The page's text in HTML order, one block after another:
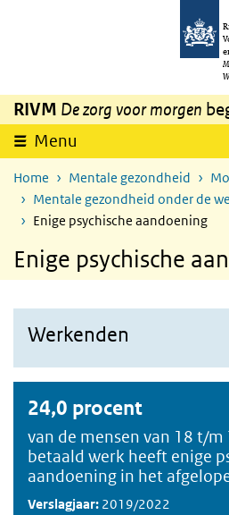
Overslaan en naar de inhoud gaan
RIVM De zorg voor morgen
Menu
Home Mentale gezondheid
Mentale gezondheid onder de
Enige psychische aandoening
Enige psychische
Werkenden
24,0 procent
van de mensen van 18 t/
betaald werk heeft enige
aandoening in het
Verslagjaar: 2019/2022